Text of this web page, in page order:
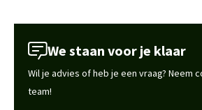
We staan voor je klaar
Wil je advies of heb je een vraag? Neem
team!